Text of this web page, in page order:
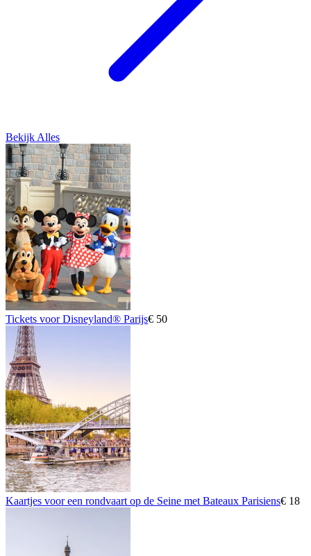
Bekijk Alles
Tickets voor Disneyland® Parijs€ 50
Kaartjes voor een rondvaart op de Seine met Bateaux Parisiens€ 18